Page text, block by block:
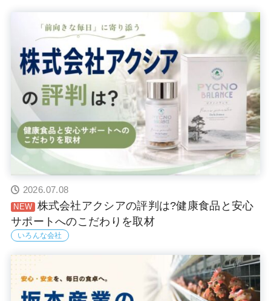
2026.07.08
株式会社アクシアの評判は?健康食品と安心
サポートへのこだわりを取材
いろんな会社